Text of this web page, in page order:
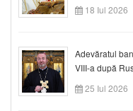
18 Iul 2026
Adevăratul
VIII-a după
25 Iul 2026